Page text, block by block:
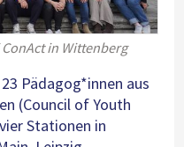
in Wittenberg
Pädagog*innen aus
(Council of Youth
Stationen in